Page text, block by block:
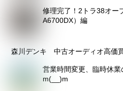
修理完了！2トラ38オ
A6700DX）編
森川デンキ 中古オーディオ高価
営業時間変更、臨時休業
m(__)m